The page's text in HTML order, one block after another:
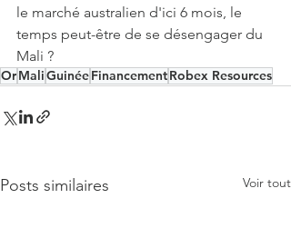
le marché australien d'ici 6 mois, le
temps peut-être de se désengager du
Mali ?
OrMaliGuinéeFinancementRobex Resources
Posts similaires Voir tout